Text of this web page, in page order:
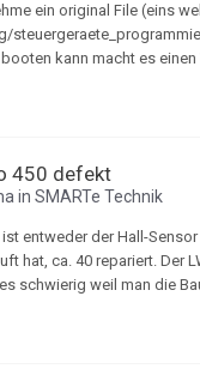
ein original File (eins
kann macht es
450 defekt
in SMARTe Technik
entweder der Hall-
hat, ca. 40 repariert.
schwierig weil man die